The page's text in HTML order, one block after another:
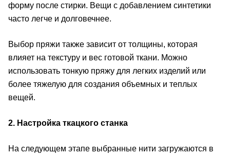
форму после стирки. Вещи с добавлением синтетики
часто легче и долговечнее.
Выбор пряжи также зависит от толщины, которая
влияет на текстуру и вес готовой ткани. Можно
использовать тонкую пряжу для легких изделий или
более тяжелую для создания объемных и теплых
вещей.
2. Настройка ткацкого станка
На следующем этапе выбранные нити загружаются в